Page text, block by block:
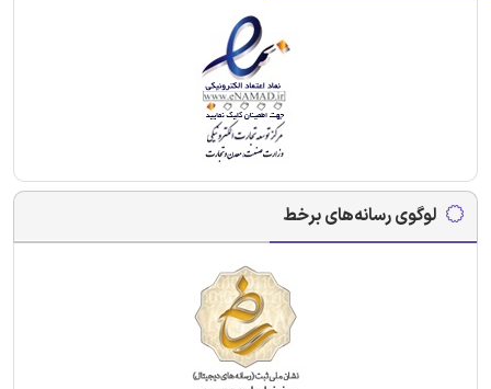
لوگوی رسانه‌های برخط